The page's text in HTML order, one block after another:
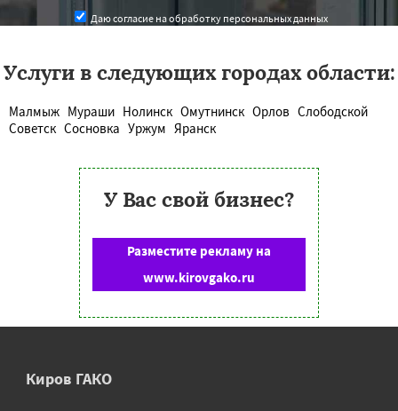
Даю согласие на обработку персональных данных
Услуги в следующих городах области:
Малмыж Мураши Нолинск Омутнинск Орлов Слободской
Советск Сосновка Уржум Яранск
У Вас свой бизнес?
Разместите рекламу на
www.kirovgako.ru
Киров ГАКО